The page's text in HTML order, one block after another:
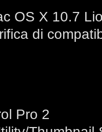
OS X 10.7
di
Pro 2